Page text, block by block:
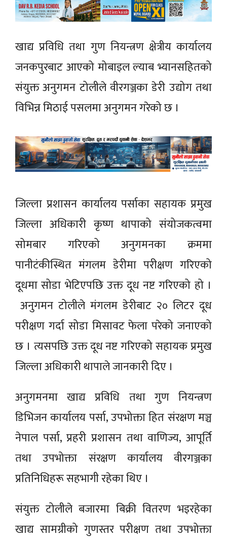
खाद्य प्रविधि तथा गुण नियन्त्रण क्षेत्रीय कार्यालय
जनकपुरबाट आएको मोबाइल ल्याब भ्यानसहितको
संयुक्त अनुगमन टोलीले वीरगञ्जका डेरी उद्योग तथा
विभिन्न मिठाई पसलमा अनुगमन गरेको छ ।
जिल्ला प्रशासन कार्यालय पर्साका सहायक प्रमुख
जिल्ला अधिकारी कृष्ण थापाको संयोजकत्वमा
सोमबार गरिएको अनुगमनका क्रममा
पानीटंकीस्थित मंगलम डेरीमा परीक्षण गरिएको
दूधमा सोडा भेटिएपछि उक्त दूध नष्ट गरिएको हो ।
अनुगमन टोलीले मंगलम डेरीबाट २० लिटर दूध
परीक्षण गर्दा सोडा मिसावट फेला परेको जनाएको
छ । त्यसपछि उक्त दूध नष्ट गरिएको सहायक प्रमुख
जिल्ला अधिकारी थापाले जानकारी दिए ।
अनुगमनमा खाद्य प्रविधि तथा गुण नियन्त्रण
डिभिजन कार्यालय पर्सा, उपभोक्ता हित संरक्षण मञ्च
नेपाल पर्सा, प्रहरी प्रशासन तथा वाणिज्य, आपूर्ति
तथा उपभोक्ता संरक्षण कार्यालय वीरगञ्जका
प्रतिनिधिहरू सहभागी रहेका थिए ।
संयुक्त टोलीले बजारमा बिक्री वितरण भइरहेका
खाद्य सामग्रीको गुणस्तर परीक्षण तथा उपभोक्ता